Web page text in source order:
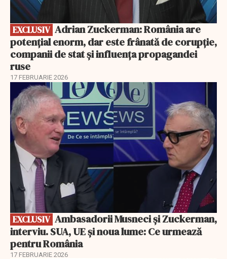
EXCLUSIV
potențial enorm, dar este frânată de corupție,
companii de stat și influența propagandei
ruse
17 FEBRUARIE 2026
EXCLUSIV
EXCLUSIV
interviu. SUA, UE și noua lume: Ce urmează
pentru România
17 FEBRUARIE 2026